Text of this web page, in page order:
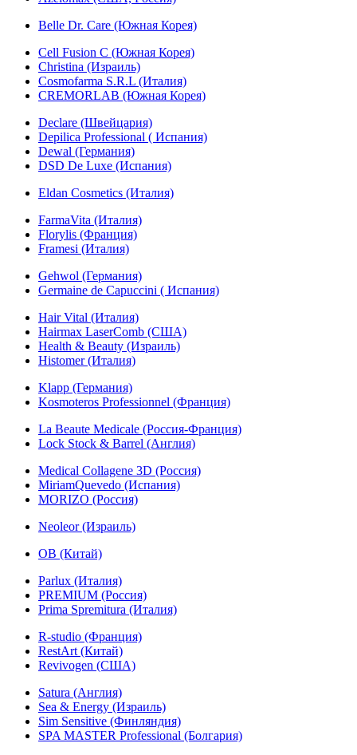
Belle Dr. Care (Южная Корея)
Cell Fusion C (Южная Корея)
Christina (Израиль)
Cosmofarma S.R.L (Италия)
CREMORLAB (Южная Корея)
Declare (Швейцария)
Depilica Professional ( Испания)
Dewal (Германия)
DSD De Luxe (Испания)
Eldan Cosmetics (Италия)
FarmaVita (Италия)
Florylis (Франция)
Framesi (Италия)
Gehwol (Германия)
Germaine de Capuccini ( Испания)
Hair Vital (Италия)
Hairmax LaserComb (США)
Health & Beauty (Израиль)
Histomer (Италия)
Klapp (Германия)
Kosmoteros Professionnel (Франция)
La Beaute Medicale (Россия-Франция)
Lock Stock & Barrel (Англия)
Medical Collagene 3D (Россия)
MiriamQuevedo (Испания)
MORIZO (Россия)
Neoleor (Израиль)
OB (Китай)
Parlux (Италия)
PREMIUM (Россия)
Prima Spremitura (Италия)
R-studio (Франция)
RestArt (Китай)
Revivogen (США)
Satura (Англия)
Sea & Energy (Израиль)
Sim Sensitive (Финляндия)
SPA MASTER Professional (Болгария)